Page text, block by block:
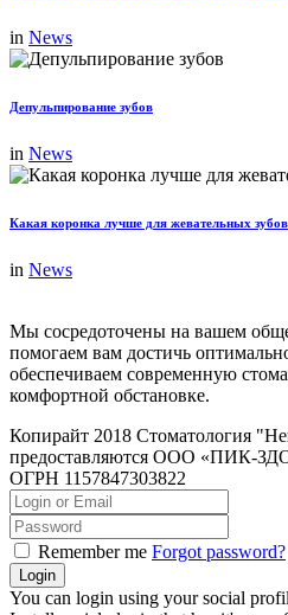
in News
Депульпирование зубов
in News
Какая коронка лучше для жевательных зубов
in News
Мы сосредоточены на вашем
помогаем вам достичь
обеспечиваем современную
комфортной обстановке.
Копирайт 2018 Стоматология
предоставляются ООО «ПИК-
ОГРН 1157847303822
Remember me Forgot password?
You can login using your social